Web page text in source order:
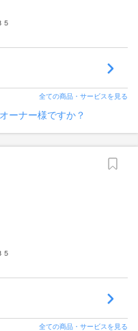
５
全ての商品・サービスを見る
ーナー様ですか？
５
全ての商品・サービスを見る